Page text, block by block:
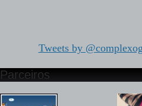
Tweets by
Parceiros